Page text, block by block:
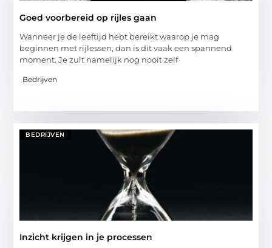
Goed voorbereid op rijles gaan
Wanneer je de leeftijd hebt bereikt waarop je mag
beginnen met rijlessen, dan is dit vaak een spannend
moment. Je zult namelijk nog nooit zelf
Bedrijven
BEDRIJVEN
Inzicht krijgen in je processen